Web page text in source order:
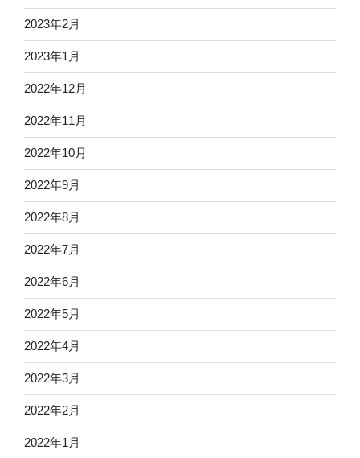
2023年2月
2023年1月
2022年12月
2022年11月
2022年10月
2022年9月
2022年8月
2022年7月
2022年6月
2022年5月
2022年4月
2022年3月
2022年2月
2022年1月